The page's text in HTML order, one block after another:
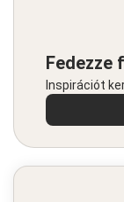
Fedezze
Inspirációt